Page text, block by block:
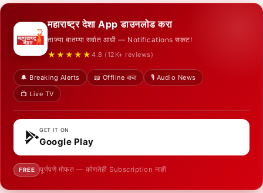
महाराष्ट्र देशा App डाउनलोड करा
ताज्या बातम्या सर्वात आधी — Notifications सकट!
★★★★★ 4.8 (12K+ reviews)
🔔 Breaking Alerts 📖 Offline वाचा
🎙️ Audio News
📺 Live TV
GET IT ON
Google Play
FREE पूर्णपणे मोफत — कोणतेही Subscription नाही